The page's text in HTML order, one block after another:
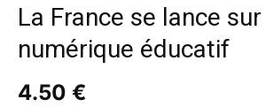
La France se lance
numérique éducatif
4.50 €